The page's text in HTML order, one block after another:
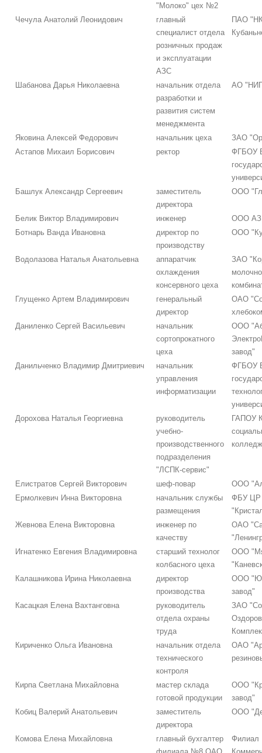
"Молоко" цех №2
Чечула Анатолий Леонидович
главный
специалист отдела
розничных продаж
и эксплуатации
АЗС
ПАО
Шабанова Дарья Николаевна
начальник отдела
разработки и
развития систем
менеджмента
АО
Яковина Алексей Федорович начальник цеха
ЗАО
Астапов Михаил Борисович
ректор
ФГБОУ
Башлук Александр Сергеевич
заместитель
директора
ООО
Белик Виктор Владимирович инженер
ООО
Ботнарь Ванда Ивановна
директор по
производству
ООО
Водолазова Наталья Анатольевна
аппаратчик
охлаждения
консервного цеха
ЗАО
Глущенко Артем Владимирович
генеральный
директор
ОАО
Даниленко Сергей Васильевич
начальник
сортопрокатного
цеха
ООО
завод"
Данильченко Владимир Дмитриевич
начальник
управления
информатизации
ФГБОУ
Дорохова Наталья Георгиевна
руководитель
учебно-
производственного
подразделения
"ЛСПК-сервис"
ГАПОУ
Елистратов Сергей Викторович шеф-повар
ООО
Ермолкевич Инна Викторовна
начальник службы
размещения
ФБУ
Жевнова Елена Викторовна
инженер по
качеству
ОАО
Игнатенко Евгения Владимировна
старший технолог
колбасного цеха
ООО
Калашникова Ирина Николаевна
директор
производства
ООО
завод"
Касацкая Елена Вахтанговна
руководитель
отдела охраны
труда
ЗАО
Кириченко Ольга Ивановна
начальник отдела
технического
контроля
ОАО
Кирпа Светлана Михайловна
мастер склада
готовой продукции
ООО
завод"
Кобиц Валерий Анатольевич
заместитель
директора
ООО
Комова Елена Михайловна
главный бухгалтер